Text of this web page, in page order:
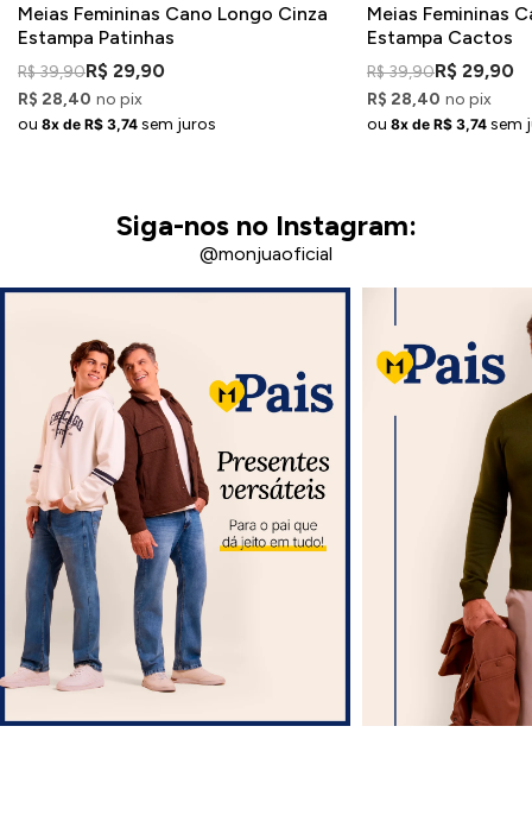
Meias Femininas Cano Longo Cinza
Estampa Patinhas
R$ 39,90R$ 29,90
R$ 28,40 no pix
ou 8x de R$ 3,74 sem juros
Meias Femininas
Estampa Cactos
R$ 39,90R$ 29,90
R$ 28,40 no pix
ou 8x de R$ 3,74 sem
Siga-nos no Instagram:
@monjuaoficial